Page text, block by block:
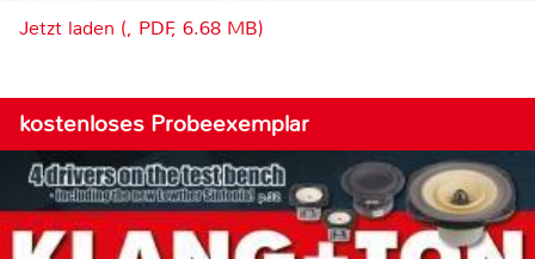
Jetzt laden (, PDF, 6.68 MB)
kostenloses Probeexemplar